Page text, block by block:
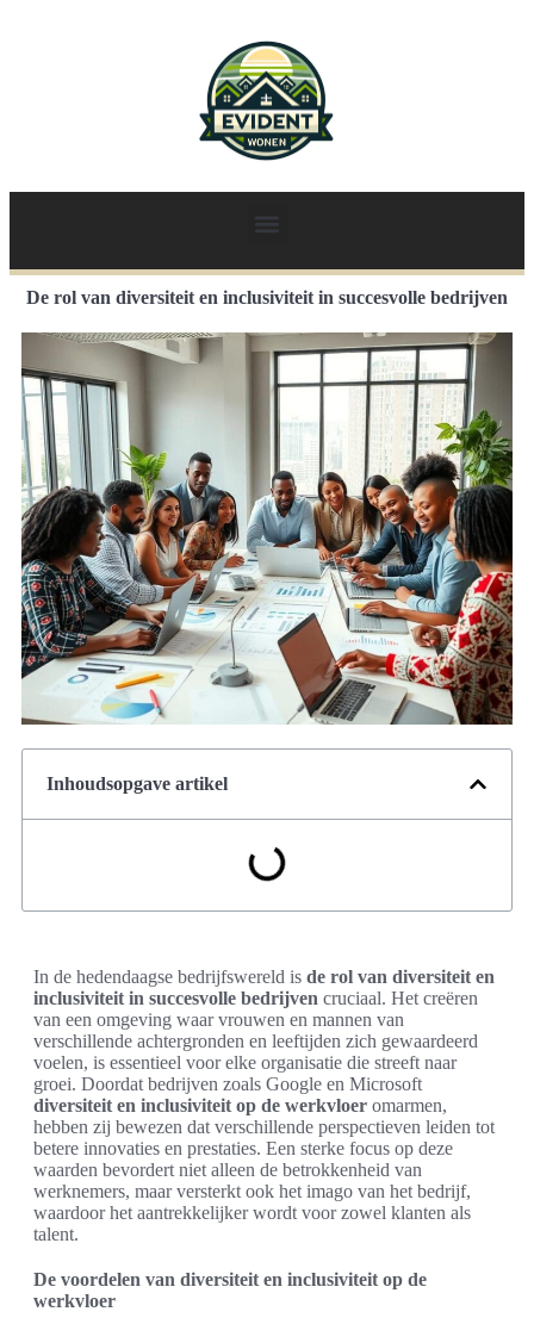
De rol van diversiteit en inclusiviteit in succesvolle bedrijven
Inhoudsopgave artikel
In de hedendaagse bedrijfswereld is de rol van diversiteit en
inclusiviteit in succesvolle bedrijven cruciaal. Het creëren
van een omgeving waar vrouwen en mannen van
verschillende achtergronden en leeftijden zich gewaardeerd
voelen, is essentieel voor elke organisatie die streeft naar
groei. Doordat bedrijven zoals Google en Microsoft
diversiteit en inclusiviteit op de werkvloer omarmen,
hebben zij bewezen dat verschillende perspectieven leiden tot
betere innovaties en prestaties. Een sterke focus op deze
waarden bevordert niet alleen de betrokkenheid van
werknemers, maar versterkt ook het imago van het bedrijf,
waardoor het aantrekkelijker wordt voor zowel klanten als
talent.
De voordelen van diversiteit en inclusiviteit op de
werkvloer